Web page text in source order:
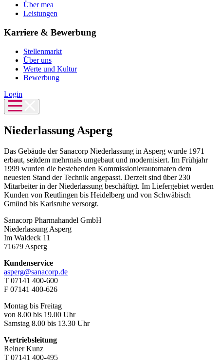
Über mea
Leistungen
Karriere & Bewerbung
Stellenmarkt
Über uns
Werte und Kultur
Bewerbung
Login
Niederlassung Asperg
Das Gebäude der Sanacorp Niederlassung in Asperg wurde 1971
erbaut, seitdem mehrmals umgebaut und modernisiert. Im Frühjahr
1999 wurden die bestehenden Kommissionierautomaten dem
neuesten Stand der Technik angepasst. Derzeit sind über 230
Mitarbeiter in der Niederlassung beschäftigt. Im Liefergebiet werden
Kunden von Reutlingen bis Heidelberg und von Schwäbisch
Gmünd bis Karlsruhe versorgt.
Sanacorp Pharmahandel GmbH
Niederlassung Asperg
Im Waldeck 11
71679 Asperg
Kundenservice
asperg@sanacorp.de
T 07141 400-600
F 07141 400-626
Montag bis Freitag
von 8.00 bis 19.00 Uhr
Samstag 8.00 bis 13.30 Uhr
Vertriebsleitung
Reiner Kunz
T 07141 400-495